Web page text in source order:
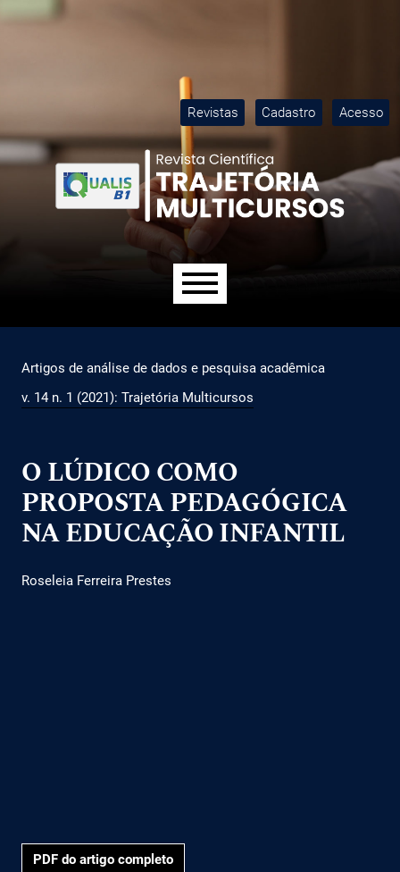
Ir para o menu de navegação principal
Ir para o conteúdo principal
Ir para o rodapé
Revistas Cadastro Acesso
Artigos de análise de dados e pesquisa acadêmica
v. 14 n. 1 (2021): Trajetória Multicursos
O LÚDICO COMO
PROPOSTA PEDAGÓGICA
NA EDUCAÇÃO INFANTIL
Roseleia Ferreira Prestes
PDF do artigo completo